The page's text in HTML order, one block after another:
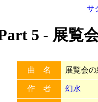
サ
5 - 展覧
曲 名 展覧会
作 者 幻水